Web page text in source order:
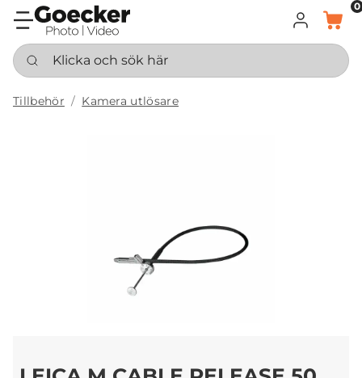
LOGGA IN
KORG
0
Klicka och sök här
Tillbehör Kamera utlösare